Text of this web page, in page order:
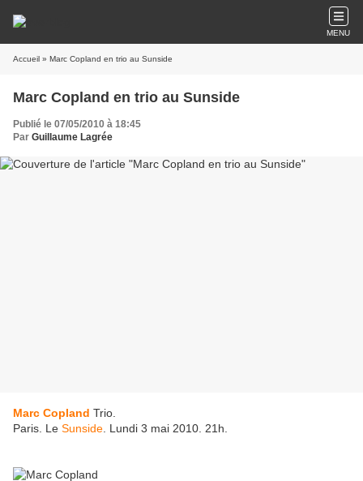
MENU
Accueil » Marc Copland en trio au Sunside
Marc Copland en trio au Sunside
Publié le 07/05/2010 à 18:45
Par Guillaume Lagrée
Marc Copland Trio.
Paris. Le Sunside . Lundi 3 mai 2010. 21h.